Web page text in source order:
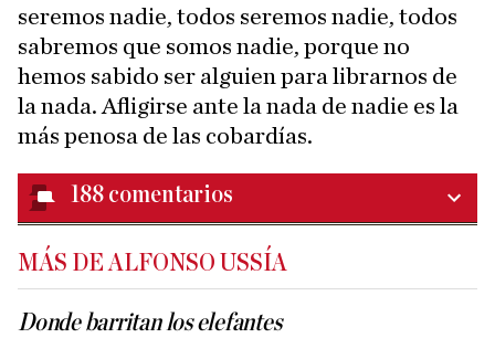
seremos nadie, todos seremos nadie, todos
sabremos que somos nadie, porque no
hemos sabido ser alguien para librarnos de
la nada. Afligirse ante la nada de nadie es la
más penosa de las cobardías.
188 comentarios
MÁS DE ALFONSO USSÍA
Donde barritan los elefantes